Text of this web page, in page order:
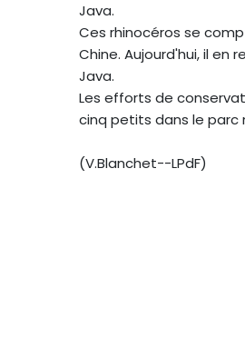
Java.
Ces rhinocéros se
Chine. Aujourd'hui, il en
Java.
Les efforts de
cinq petits dans le parc
(V.Blanchet--LPdF)